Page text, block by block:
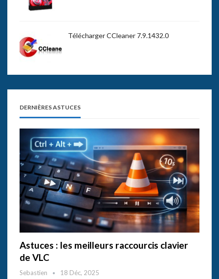
Télécharger CCleaner 7.9.1432.0
DERNIÈRES ASTUCES
Astuces : les meilleurs raccourcis clavier
de VLC
Sebastien 18 Déc, 2025